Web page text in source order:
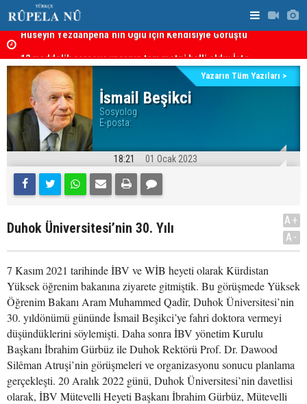
12 maddelik çerçeve yasanın tam metni belli oldu: İşte
tam metin!
İsmail Beşikci
Sosyolog
E-posta:
Yazarın Tüm Yazıları >
18:21 01 Ocak 2023
Duhok Üniversitesi’nin 30. Yılı
A+
A-
7 Kasım 2021 tarihinde İBV ve WİB heyeti olarak Kürdistan
Yüksek öğrenim bakanına ziyarete gitmiştik. Bu görüşmede Yüksek
Öğrenim Bakanı Aram Muhammed Qadîr, Duhok Üniversitesi’nin
30. yıldönümü gününde İsmail Beşikci’ye fahri doktora vermeyi
düşündüklerini söylemişti. Daha sonra İBV yönetim Kurulu
Başkanı İbrahim Gürbüz ile Duhok Rektörü Prof. Dr. Dawood
Silêman Atruşi’nin görüşmeleri ve organizasyonu sonucu planlama
gerçekleşti. 20 Aralık 2022 günü, Duhok Üniversitesi’nin davetlisi
olarak, İBV Mütevelli Heyeti Başkanı İbrahim Gürbüz, Mütevelli